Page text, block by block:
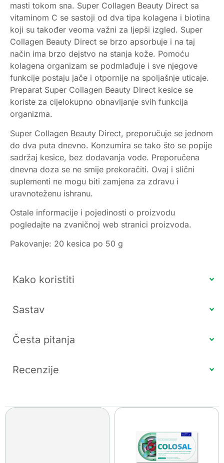
masti tokom sna. Super Collagen Beauty Direct sa
vitaminom C se sastoji od dva tipa kolagena i biotina
koji su također veoma važni za ljepši izgled. Super
Collagen Beauty Direct se brzo apsorbuje i na taj
način ima brzo dejstvo na stanja kože. Pomoću
kolagena organizam se podmlađuje i sve njegove
funkcije postaju jače i otpornije na spoljašnje uticaje.
Preparat Super Collagen Beauty Direct kesice se
koriste za cijelokupno obnavljanje svih funkcija
organizma.
Super Collagen Beauty Direct, preporučuje se jednom
do dva puta dnevno. Konzumira se tako što se popije
sadržaj kesice, bez dodavanja vode. Preporučena
dnevna doza se ne smije prekoračiti. Ovaj i slični
suplementi ne mogu biti zamjena za zdravu i
uravnoteženu ishranu.
Ostale informacije i pojedinosti o proizvodu
pogledajte na zvaničnoj web stranici proizvoda.
Pakovanje: 20 kesica po 50 g
Kako koristiti
Sastav
Česta pitanja
Recenzije